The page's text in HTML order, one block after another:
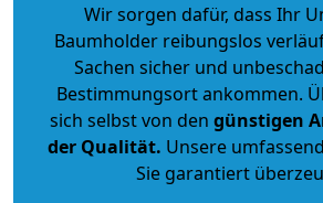
Wir sorgen dafür, dass Ihr
Baumholder reibungslos
Sachen sicher und
Bestimmungsort ankommen.
sich selbst von den günstigen
der Qualität. Unsere
Sie garantiert